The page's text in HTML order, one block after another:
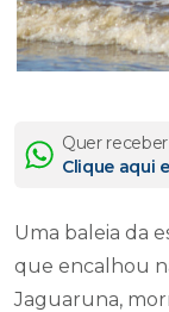
Quer
Clique aqui
Uma baleia da
que encalhou
Jaguaruna,